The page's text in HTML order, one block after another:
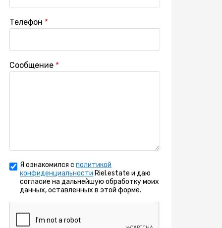
Телефон
Сообщение
Я ознакомился сполитикой
конфиденциальности Riel.estate и даю
согласие на дальнейшую обработку моих
данных, оставленных в этой форме.